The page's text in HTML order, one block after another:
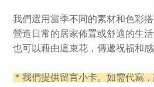
我們選用當季不同的素材和色彩搭
營造日常的居家佈置或舒適的生活
也可以藉由這束花，傳遞祝福和感
＊我們提供留言小卡。如需代寫